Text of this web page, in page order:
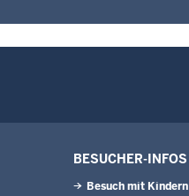
BESUCHER-INFOS
Besuch mit Kindern